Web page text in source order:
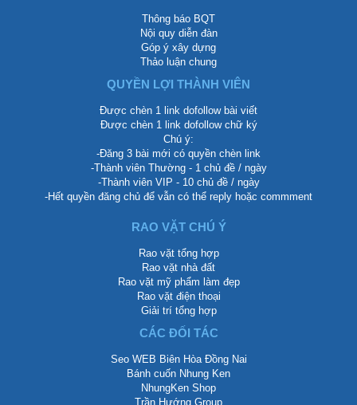
Thông báo BQT
Nội quy diễn đàn
Góp ý xây dựng
Thảo luận chung
QUYỀN LỢI THÀNH VIÊN
Được chèn 1 link dofollow bài viết
Được chèn 1 link dofollow chữ ký
Chú ý:
-Đăng 3 bài mới có quyền chèn link
-Thành viên Thường - 1 chủ đề / ngày
-Thành viên VIP - 10 chủ đề / ngày
-Hết quyền đăng chủ để vẫn có thể reply hoặc commment
RAO VẶT CHÚ Ý
Rao vặt tổng hợp
Rao vặt nhà đất
Rao vặt mỹ phẩm làm đẹp
Rao vặt điện thoại
Giải trí tổng hợp
CÁC ĐỐI TÁC
Seo WEB Biên Hòa Đồng Nai
Bánh cuốn Nhung Ken
NhungKen Shop
Trần Hướng Group